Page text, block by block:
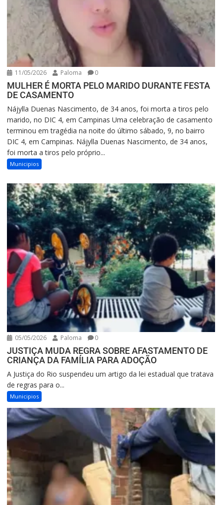
11/05/2026 Paloma 0
MULHER É MORTA PELO MARIDO DURANTE FESTA
DE CASAMENTO
Nájylla Duenas Nascimento, de 34 anos, foi morta a tiros pelo
marido, no DIC 4, em Campinas Uma celebração de casamento
terminou em tragédia na noite do último sábado, 9, no bairro
DIC 4, em Campinas. Nájylla Duenas Nascimento, de 34 anos,
foi morta a tiros pelo próprio...
Municipios
05/05/2026 Paloma 0
JUSTIÇA MUDA REGRA SOBRE AFASTAMENTO DE
CRIANÇA DA FAMÍLIA PARA ADOÇÃO
A Justiça do Rio suspendeu um artigo da lei estadual que tratava
de regras para o...
Municipios